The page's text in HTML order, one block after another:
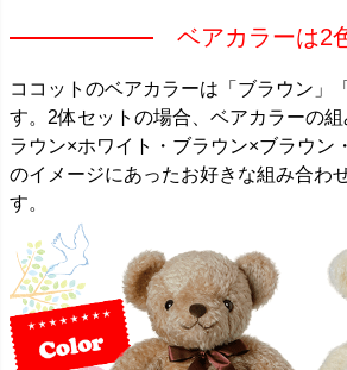
ベアカラーは2
ココットのベアカラーは「ブラウン」
す。2体セットの場合、ベアカラーの
ラウン×ホワイト・ブラウン×ブラウン
のイメージにあったお好きな組み合わ
す。